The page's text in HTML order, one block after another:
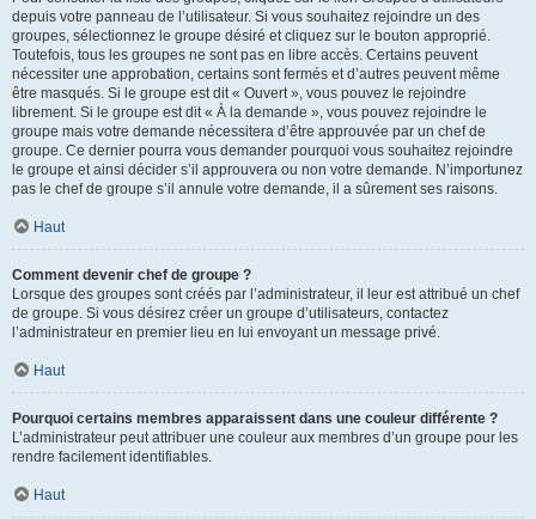
depuis votre panneau de l’utilisateur. Si vous souhaitez rejoindre un des
groupes, sélectionnez le groupe désiré et cliquez sur le bouton approprié.
Toutefois, tous les groupes ne sont pas en libre accès. Certains peuvent
nécessiter une approbation, certains sont fermés et d’autres peuvent même
être masqués. Si le groupe est dit « Ouvert », vous pouvez le rejoindre
librement. Si le groupe est dit « À la demande », vous pouvez rejoindre le
groupe mais votre demande nécessitera d’être approuvée par un chef de
groupe. Ce dernier pourra vous demander pourquoi vous souhaitez rejoindre
le groupe et ainsi décider s’il approuvera ou non votre demande. N’importunez
pas le chef de groupe s’il annule votre demande, il a sûrement ses raisons.
Haut
Comment devenir chef de groupe ?
Lorsque des groupes sont créés par l’administrateur, il leur est attribué un chef
de groupe. Si vous désirez créer un groupe d’utilisateurs, contactez
l’administrateur en premier lieu en lui envoyant un message privé.
Haut
Pourquoi certains membres apparaissent dans une couleur différente ?
L’administrateur peut attribuer une couleur aux membres d’un groupe pour les
rendre facilement identifiables.
Haut